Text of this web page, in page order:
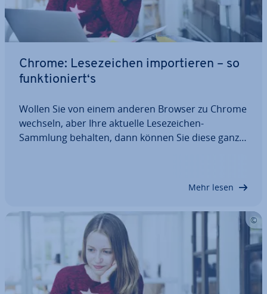
Chrome: Le­se­zei­chen im­por­tie­ren – so
funk­tio­niert‘s
Wollen Sie von einem anderen Browser zu Chrome
wechseln, aber Ihre aktuelle Le­se­zei­chen-
Sammlung behalten, dann können Sie diese ganz
Mehr lesen